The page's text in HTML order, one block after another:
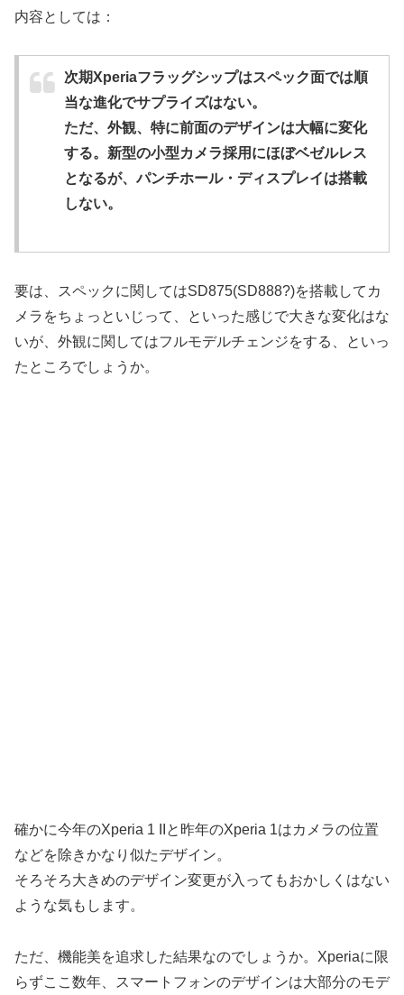
内容としては：
次期Xperiaフラッグシップはスペック面では順
当な進化でサプライズはない。
ただ、外観、特に前面のデザインは大幅に変化
する。新型の小型カメラ採用にほぼベゼルレス
となるが、パンチホール・ディスプレイは搭載
しない。
要は、スペックに関してはSD875(SD888?)を搭載してカ
メラをちょっといじって、といった感じで大きな変化はな
いが、外観に関してはフルモデルチェンジをする、といっ
たところでしょうか。
確かに今年のXperia 1 IIと昨年のXperia 1はカメラの位置
などを除きかなり似たデザイン。
そろそろ大きめのデザイン変更が入ってもおかしくはない
ような気もします。
ただ、機能美を追求した結果なのでしょうか。Xperiaに限
らずここ数年、スマートフォンのデザインは大部分のモデ